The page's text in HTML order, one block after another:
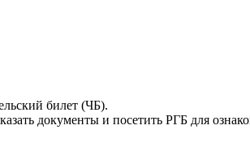
билет (ЧБ).
документы и посетить РГБ для